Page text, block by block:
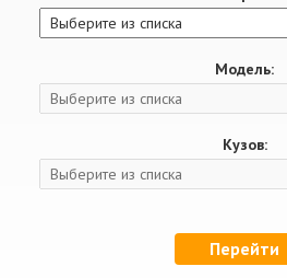
Модель:
Кузов:
Перейти